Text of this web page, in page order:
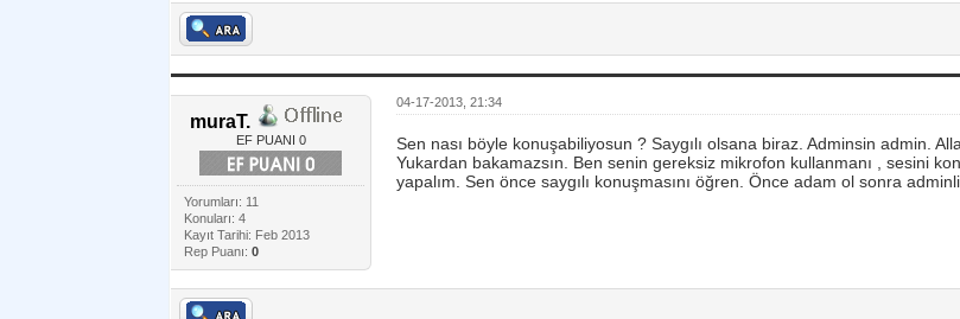
muraT.
EF PUANI 0
Yorumları: 11
Konuları: 4
Kayıt Tarihi: Feb 2013
Rep Puanı: 0
04-17-2013, 21:34
Sen nası böyle konuşabiliyosun ? Saygılı olsana biraz. Adminsin admin.
Yukardan bakamazsın. Ben senin gereksiz mikrofon kullanmanı , sesini
yapalım. Sen önce saygılı konuşmasını öğren. Önce adam ol sonra